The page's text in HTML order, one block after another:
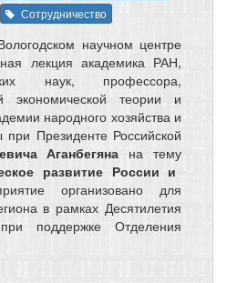
Сотрудничество
научном центре
лекция академика РАН,
наук, профессора,
экономической теории и
народного хозяйства и
при Президенте Российской
Аганбегяна на тему
развитие России и
организовано для
в рамках Десятилетия
поддержке Отделения